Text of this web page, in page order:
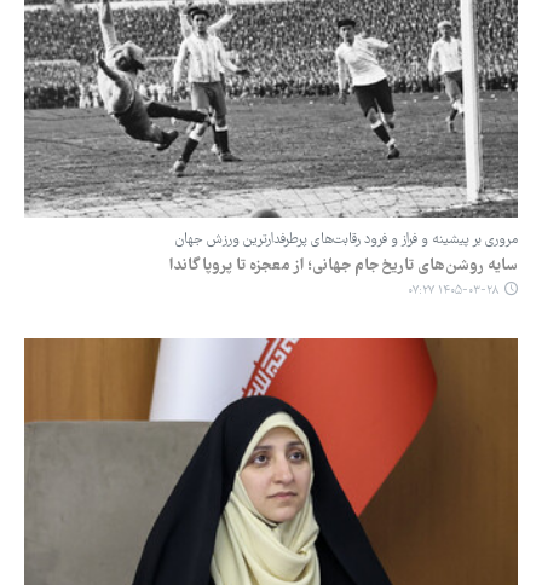
مروری بر پیشینه و فراز و فرود رقابت‌های پرطرفدارترین ورزش جهان
سایه روشن‌های تاریخ جام جهانی؛ از معجزه تا پروپاگاندا
۱۴۰۵-۰۳-۲۸ ۰۷:۲۷